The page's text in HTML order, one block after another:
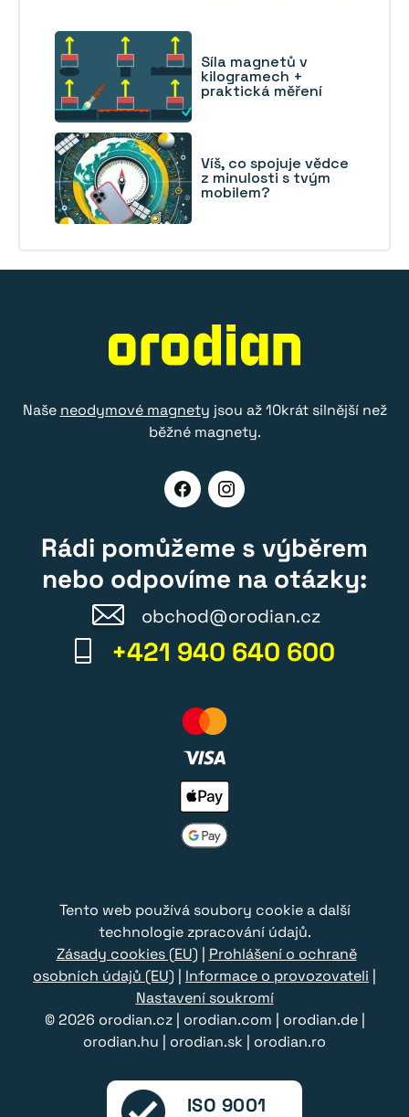
Síla magnetů v
kilogramech +
praktická měření
Víš, co spojuje vědce
z minulosti s tvým
mobilem?
Naše neodymové magnety jsou až 10krát silnější než
běžné magnety.
Rádi pomůžeme s výběrem
nebo odpovíme na otázky:
obchod@orodian.cz
+421 940 640 600
Tento web používá soubory cookie a další
technologie zpracování údajů.
Zásady cookies (EU)
Prohlášení o ochraně
osobních údajů (EU)
Informace o provozovateli
Nastavení soukromí
© 2026 orodian.cz| orodian.com orodian.de|
orodian.hu
orodian.sk orodian.ro
ISO 9001